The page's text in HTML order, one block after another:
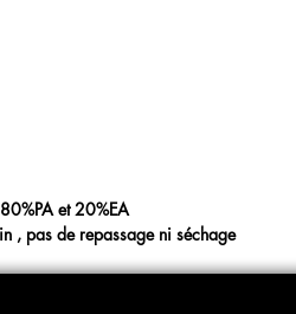
et 20%EA
, pas de repassage ni séchage